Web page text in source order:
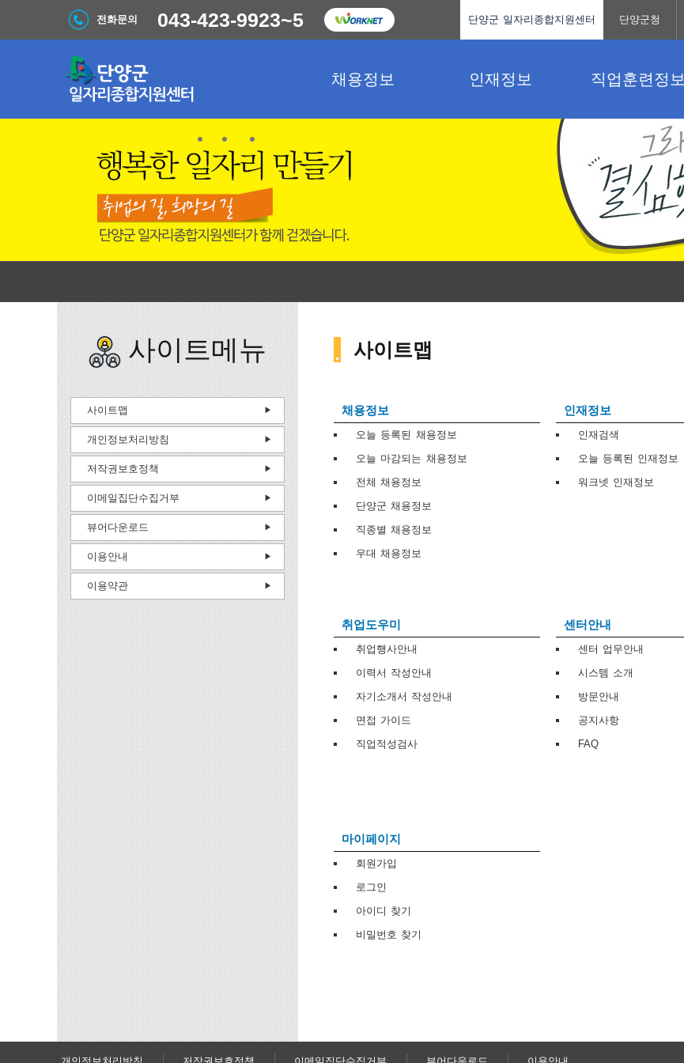
채용정보 인재정보 직업훈련정보
전화문의 043-423-9923~5 단양군 일자리종합지원센터 단양군청
사이트맵
채용정보
오늘 등록된 채용정보
오늘 마감되는 채용정보
전체 채용정보
단양군 채용정보
직종별 채용정보
우대 채용정보
인재정보
인재검색
오늘 등록된 인재정보
워크넷 인재정보
취업도우미
취업행사안내
이력서 작성안내
자기소개서 작성안내
면접 가이드
직업적성검사
센터안내
센터 업무안내
시스템 소개
방문안내
공지사항
FAQ
마이페이지
회원가입
로그인
아이디 찾기
비밀번호 찾기
사이트메뉴
사이트맵
개인정보처리방침
저작권보호정책
이메일집단수집거부
뷰어다운로드
이용안내
이용약관